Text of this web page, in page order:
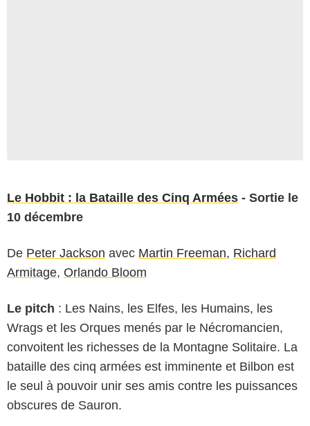
Le Hobbit : la Bataille des Cinq Armées - Sortie le
10 décembre
De Peter Jackson avec Martin Freeman, Richard
Armitage, Orlando Bloom
Le pitch : Les Nains, les Elfes, les Humains, les
Wrags et les Orques menés par le Nécromancien,
convoitent les richesses de la Montagne Solitaire. La
bataille des cinq armées est imminente et Bilbon est
le seul à pouvoir unir ses amis contre les puissances
obscures de Sauron.